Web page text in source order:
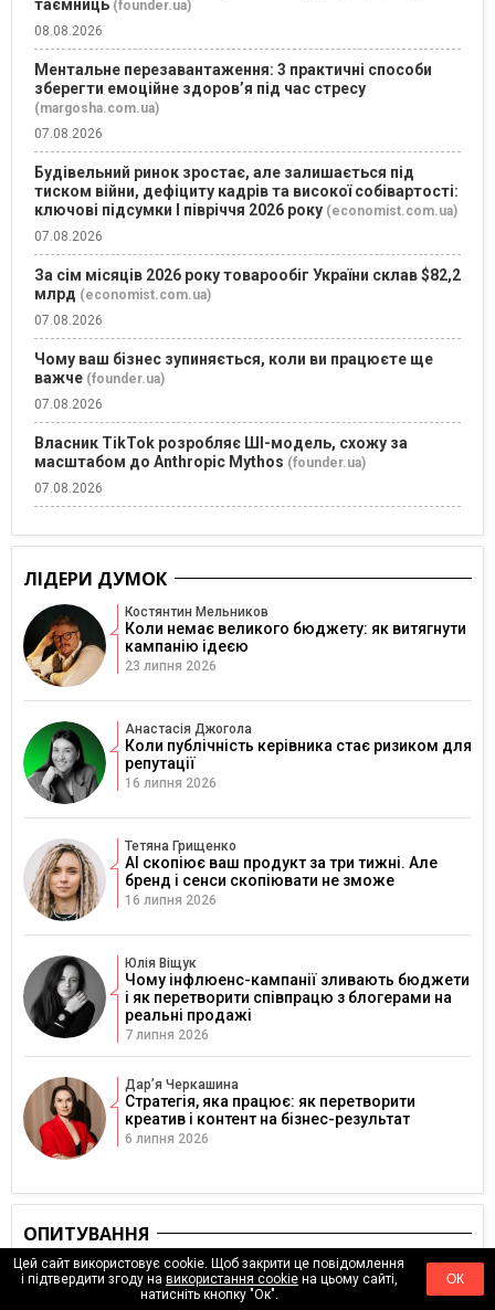
таємниць (founder.ua)
08.08.2026
Ментальне перезавантаження: 3 практичні способи
зберегти емоційне здоров’я під час стресу
(margosha.com.ua)
07.08.2026
Будівельний ринок зростає, але залишається під
тиском війни, дефіциту кадрів та високої собівартості:
ключові підсумки І півріччя 2026 року (economist.com.ua)
07.08.2026
За сім місяців 2026 року товарообіг України склав $82,2
млрд (economist.com.ua)
07.08.2026
Чому ваш бізнес зупиняється, коли ви працюєте ще
важче (founder.ua)
07.08.2026
Власник TikTok розробляє ШІ-модель, схожу за
масштабом до Anthropic Mythos (founder.ua)
07.08.2026
ЛІДЕРИ ДУМОК
Костянтин Мельников
Коли немає великого бюджету: як витягнути
кампанію ідеєю
23 липня 2026
Анастасія Джогола
Коли публічність керівника стає ризиком для
репутації
16 липня 2026
Тетяна Грищенко
AI скопіює ваш продукт за три тижні. Але
бренд і сенси скопіювати не зможе
16 липня 2026
Юлія Віщук
Чому інфлюенс-кампанії зливають бюджети
і як перетворити співпрацю з блогерами на
реальні продажі
7 липня 2026
Дарʼя Черкашина
Стратегія, яка працює: як перетворити
креатив і контент на бізнес-результат
6 липня 2026
ОПИТУВАННЯ
Опитування (анонімне). Як ви оцінюєте свою
фінансову стабільність зараз?
Цей сайт використовує cookie. Щоб закрити це повідомлення
і підтвердити згоду на використання cookieна цьому сайті,
натисніть кнопку "Ок".
ОК